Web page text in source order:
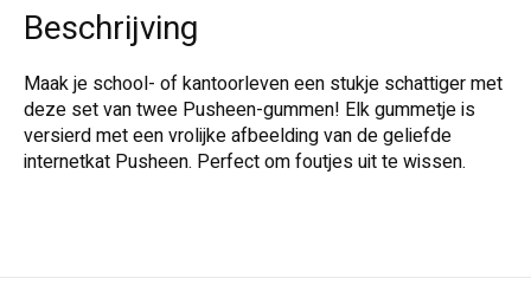
Beschrijving
Maak je school- of kantoorleven een stukje schattiger met
deze set van twee Pusheen-gummen! Elk gummetje is
versierd met een vrolijke afbeelding van de geliefde
internetkat Pusheen. Perfect om foutjes uit te wissen.